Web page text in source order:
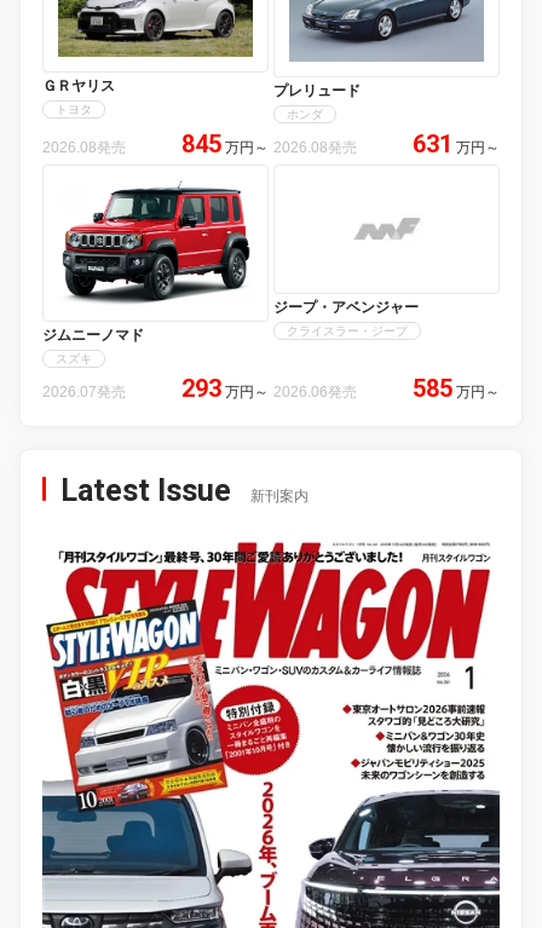
ＧＲヤリス
トヨタ
2026.08発売 845 万円 ～
プレリュード
ホンダ
2026.08発売 631 万円 ～
ジムニーノマド
スズキ
2026.07発売 293 万円 ～
ジープ・アベンジャー
クライスラー・ジープ
2026.06発売 585 万円 ～
Latest Issue 新刊案内